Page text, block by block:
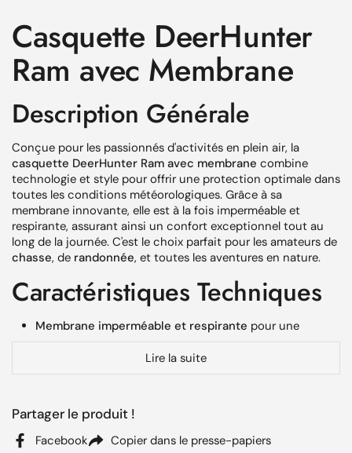
Casquette DeerHunter
Ram avec Membrane
Description Générale
Conçue pour les passionnés d'activités en plein air, la
casquette DeerHunter Ram avec membrane combine
technologie et style pour offrir une protection optimale dans
toutes les conditions météorologiques. Grâce à sa
membrane innovante, elle est à la fois imperméable et
respirante, assurant ainsi un confort exceptionnel tout au
long de la journée. C'est le choix parfait pour les amateurs de
chasse, de randonnée, et toutes les aventures en nature.
Caractéristiques Techniques
Membrane imperméable et respirante pour une
protection totale contre la pluie et la transpiration
Conception robuste etmatériaux de qualité
Ajustement réglable pour convenir à toutes les tailles de
tête
Design classique avec des détails modernes
Lire la suite
Partager le produit !
Facebook Copier dans le presse-papiers